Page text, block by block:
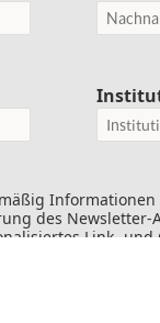
des Newsletter-
Link-